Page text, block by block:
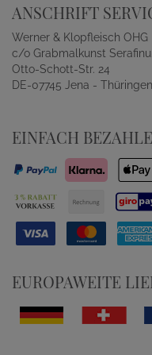
ANSCHRIFT
Werner & Klopfleisch OHG
c/o Grabmalkunst
Otto-Schott-Str. 24
DE-07745 Jena - Thüringen
EINFACH
EUROPAWEITE